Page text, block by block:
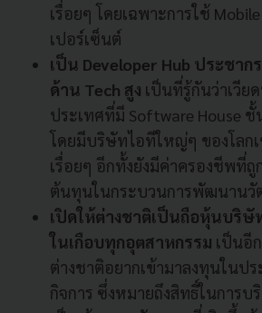
เรื่อยๆ โดยเฉพาะการใช้ Mobile
เปอร์เซ็นต์
เป็น Developer Hub ประชาก
ด้าน Tech สูง เป็นที่รู้กันว่าเวีย
ประเทศที่มี Software House ชั้
โดยมีบริษัทไอทีใหญ่ๆ ของโลก
เรื่อยๆ อีกทั้งยังมีค่าครองชีพที่
ต้นทุนในกระบวนการพัฒนานวั
เปิดให้ต่างชาติเป็นถือหุ้นบริษั
ในเกือบทุกอุตสาหกรรม เป็นอี
ต่างชาติอยากเข้ามาลงทุนในป
กิจการ ซึ่งหมายถึงสิทธิ์ในการบ